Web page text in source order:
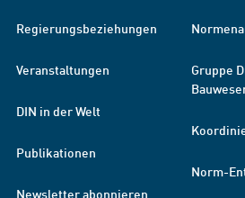
Regierungsbeziehungen
Veranstaltungen
DIN in der Welt
Publikationen
Newsletter abonnieren
Gruppe
Norm-